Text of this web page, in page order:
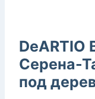
DeARTIO
Серена-
под